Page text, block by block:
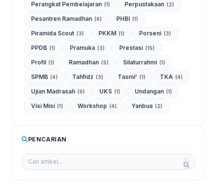
Perangkat Pembelajaran (1) Perpustakaan (2)
Pesantren Ramadhan (6) PHBI (1)
Piramida Scout (3) PKKM (1) Porseni (3)
PPDB (1) Pramuka (3) Prestasi (15)
Profil (1) Ramadhan (5) Silaturrahmi (1)
SPMB (4) Tahfidz (3) Tasmi' (1) TKA (4)
Ujian Madrasah (6) UKS (1) Undangan (1)
Visi Misi (1) Workshop (4) Yanbua (2)
PENCARIAN